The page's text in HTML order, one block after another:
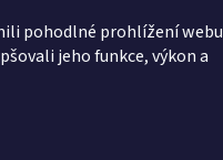
pohodlné prohlížení webu
jeho funkce, výkon a